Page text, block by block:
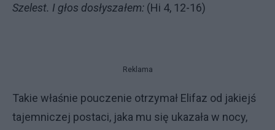
Szelest. I głos dosłyszałem: (Hi 4, 12-16)
Reklama
Takie właśnie pouczenie otrzymał Elifaz od jakiejś
tajemniczej postaci, jaka mu się ukazała w nocy,